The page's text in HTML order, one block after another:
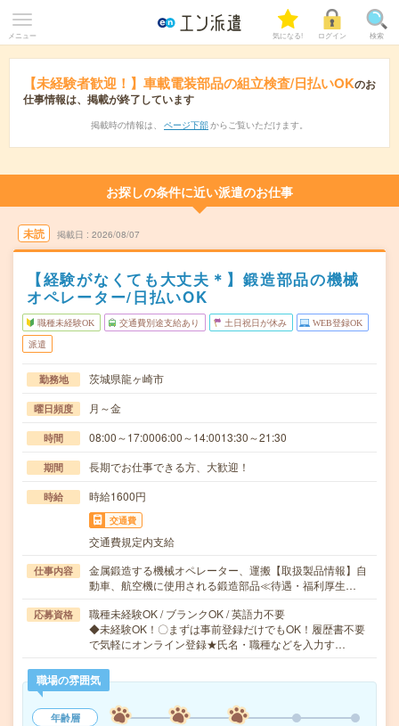
メニュー 気になる! ログイン 検索
【未経験者歓迎！】車載電装部品の組立検査/日払いOKのお
仕事情報は、掲載が終了しています
掲載時の情報は、 ページ下部 からご覧いただけます。
お探しの条件に近い派遣のお仕事
未読 掲載日 2026/08/07
【経験がなくても大丈夫＊】鍛造部品の機械
オペレーター/日払いOK
職種未経験OK 交通費別途支給あり 土日祝日が休み WEB登録OK
派遣
勤務地 茨城県龍ヶ崎市
曜日頻度 月～金
時間 08:00～17:0006:00～14:0013:30～21:30
期間 長期でお仕事できる方、大歓迎！
時給 時給1600円
交通費
交通費規定内支給
仕事内容
金属鍛造する機械オペレーター、運搬【取扱製品情報】自
動車、航空機に使用される鍛造部品≪待遇・福利厚生…
応募資格
職種未経験OK / ブランクOK / 英語力不要
◆未経験OK！〇まずは事前登録だけでもOK！履歴書不要
で気軽にオンライン登録★氏名・職種などを入力す…
職場の雰囲気
年齢層